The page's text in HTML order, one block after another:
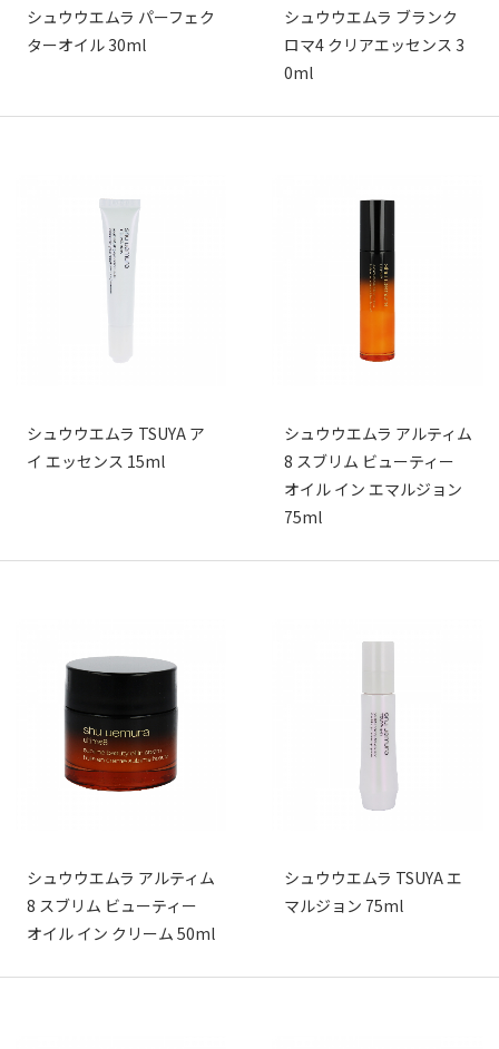
シュウウエムラ パーフェク
ターオイル 30ml
シュウウエムラ ブランク
ロマ4 クリアエッセンス 3
0ml
シュウウエムラ TSUYA ア
イ エッセンス 15ml
シュウウエムラ アルティム
8 スブリム ビューティー
オイル イン エマルジョン
75ml
シュウウエムラ アルティム
8 スブリム ビューティー
オイル イン クリーム 50ml
シュウウエムラ TSUYA エ
マルジョン 75ml